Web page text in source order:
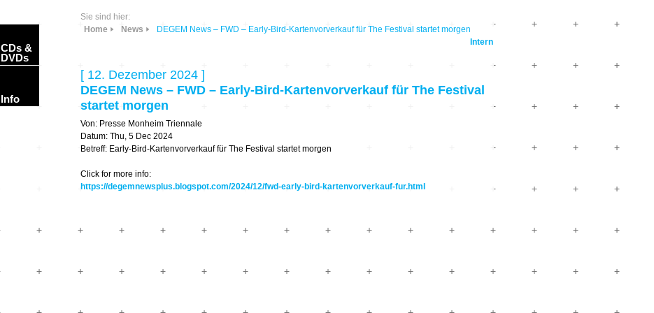
CDs &
DVDs
Sonic Planet
HÖREN – in dieser
Zeit
Allegro Praestat
– Ecological
Ausbildung &
Forschung
Orte & Konzerte
Festivals
Info
Sie sind hier:
Home
News
DEGEM News – FWD – Early-Bird-Kartenvorverkauf für The Festival startet morgen
Intern
[ 12. Dezember 2024 ]
DEGEM News – FWD – Early-Bird-Kartenvorverkauf für The Festival
startet morgen
Von: Presse Monheim Triennale
Datum: Thu, 5 Dec 2024
Betreff: Early-Bird-Kartenvorverkauf für The Festival startet morgen
Click for more info:
https://degemnewsplus.blogspot.com/2024/12/fwd-early-bird-kartenvorverkauf-fur.html